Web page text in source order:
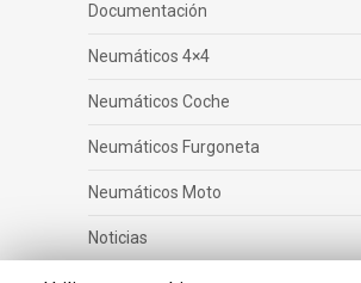
Documentación
Neumáticos 4×4
Neumáticos Coche
Neumáticos Furgoneta
Neumáticos Moto
Noticias